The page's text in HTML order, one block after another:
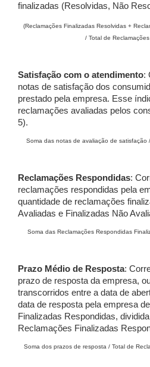
finalizadas (Resolvidas, Não
(Reclamações Finalizadas Resolvidas +
/ Total de
Satisfação com o atendimento:
notas de satisfação dos
prestado pela empresa. Esse
reclamações avaliadas pelos
5).
Soma das notas de avaliação de satisfação
Reclamações Respondidas:
reclamações respondidas pela
quantidade de reclamações
Avaliadas e Finalizadas Não
Soma das Reclamações Respondidas
Prazo Médio de Resposta:
prazo de resposta da empresa,
transcorridos entre a data de
data de resposta pela empresa
Finalizadas Respondidas,
Reclamações Finalizadas
Soma dos prazos de resposta / Total de